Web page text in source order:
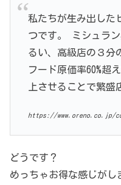
私たちが生み出した
つです。 ミシュラ
るい、高級店の３分
フード原価率60%超
上させることで繁盛
https://www.oreno.co.jp/
どうです？
めっちゃお得な感じがし